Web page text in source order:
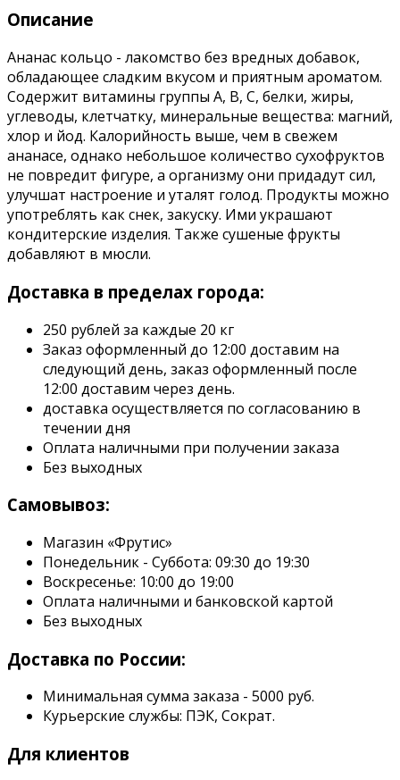
Описание
Ананас кольцо - лакомство без вредных добавок,
обладающее сладким вкусом и приятным ароматом.
Содержит витамины группы А, В, С, белки, жиры,
углеводы, клетчатку, минеральные вещества: магний,
хлор и йод. Калорийность выше, чем в свежем
ананасе, однако небольшое количество сухофруктов
не повредит фигуре, а организму они придадут сил,
улучшат настроение и уталят голод. Продукты можно
употреблять как снек, закуску. Ими украшают
кондитерские изделия. Также сушеные фрукты
добавляют в мюсли.
Доставка в пределах города:
250 рублей за каждые 20 кг
Заказ оформленный до 12:00 доставим на
следующий день, заказ оформленный после
12:00 доставим через день.
доставка осуществляется по согласованию в
течении дня
Оплата наличными при получении заказа
Без выходных
Самовывоз:
Магазин «Фрутис»
Понедельник - Суббота: 09:30 до 19:30
Воскресенье: 10:00 до 19:00
Оплата наличными и банковской картой
Без выходных
Доставка по России:
Минимальная сумма заказа - 5000 руб.
Курьерские службы: ПЭК, Сократ.
Для клиентов